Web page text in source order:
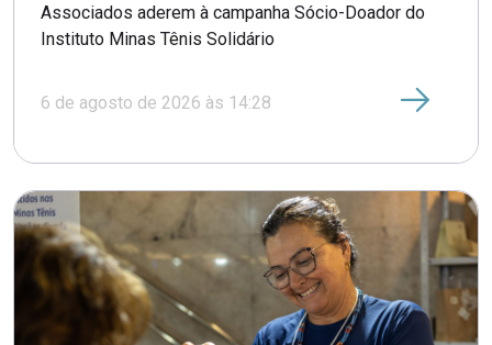
Associados aderem à campanha Sócio-Doador do
Instituto Minas Tênis Solidário
6 de agosto de 2026 às 14:28